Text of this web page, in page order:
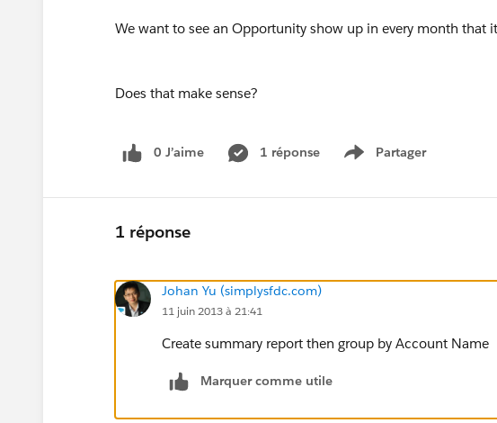
We want to see an Opportunity show up in every month
Does that make sense?
0 J’aime 1 réponse Partager
Show menu
1 réponse
Johan Yu (simplysfdc.com)
11 juin 2013 à 21:41
Create summary report then group by Account Name
Marquer comme utile